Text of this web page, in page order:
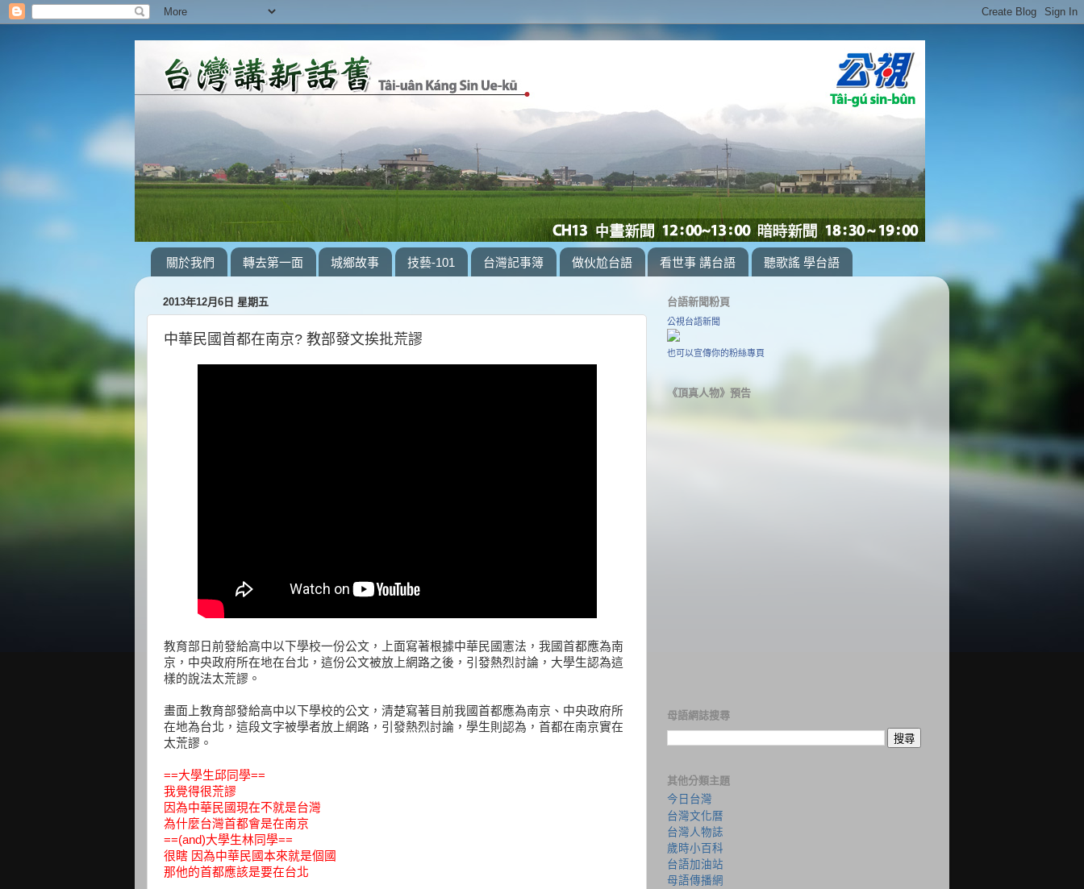
關於我們 轉去第一面 城鄉故事 技藝-101 台灣記事簿 做伙尬台語 看世事 講台語 聽歌謠 學台語
2013年12月6日 星期五
中華民國首都在南京? 教部發文挨批荒謬
教育部日前發給高中以下學校一份公文，上面寫著根據中華民國憲法，我國首都應為南
京，中央政府所在地在台北，這份公文被放上網路之後，引發熱烈討論，大學生認為這
樣的說法太荒謬。
畫面上教育部發給高中以下學校的公文，清楚寫著目前我國首都應為南京、中央政府所
在地為台北，這段文字被學者放上網路，引發熱烈討論，學生則認為，首都在南京實在
太荒謬。
==大學生邱同學==
我覺得很荒謬
因為中華民國現在不就是台灣
為什麼台灣首都會是在南京
==(and)大學生林同學==
很瞎 因為中華民國本來就是個國
那他的首都應該是要在台北
台語新聞粉頁
公視台語新聞
也可以宣傳你的粉絲專頁
《頂真人物》預告
母語網誌搜尋
其他分類主題
今日台灣
台灣文化曆
台灣人物誌
歲時小百科
台語加油站
母語傳播網